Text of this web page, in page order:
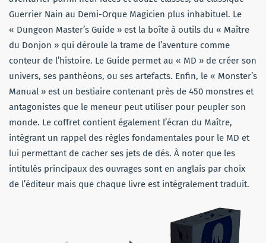
Guerrier Nain au Demi-Orque Magicien plus inhabituel. Le
« Dungeon Master’s Guide » est la boîte à outils du « Maître
du Donjon » qui déroule la trame de l’aventure comme
conteur de l’histoire. Le Guide permet au « MD » de créer son
univers, ses panthéons, ou ses artefacts. Enfin, le « Monster’s
Manual » est un bestiaire contenant près de 450 monstres et
antagonistes que le meneur peut utiliser pour peupler son
monde. Le coffret contient également l’écran du Maître,
intégrant un rappel des règles fondamentales pour le MD et
lui permettant de cacher ses jets de dés. À noter que les
intitulés principaux des ouvrages sont en anglais par choix
de l’éditeur mais que chaque livre est intégralement traduit.